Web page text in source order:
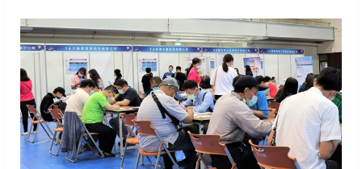
水
超
前
佈
署
穩
定
高
鐵
燈
會
供
水